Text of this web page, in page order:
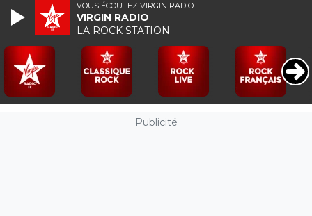
Publicité
VOUS ÉCOUTEZ VIRGIN RADIO
VIRGIN RADIO
LA ROCK STATION